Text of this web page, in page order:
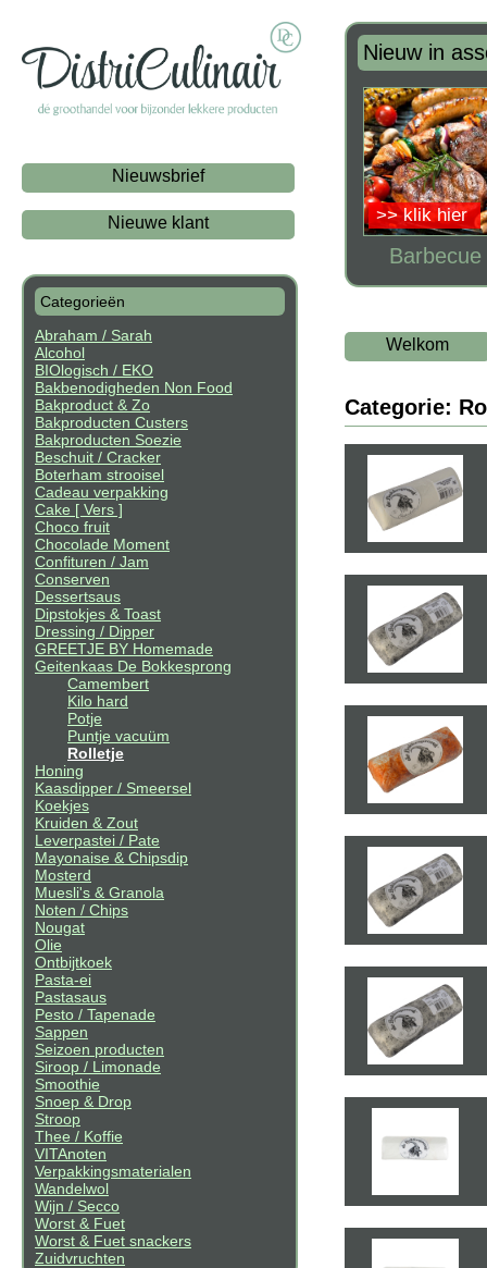
Nieuwsbrief
Nieuwe klant
Categorieën
Abraham / Sarah
Alcohol
BIOlogisch / EKO
Bakbenodigheden Non Food
Bakproduct & Zo
Bakproducten Custers
Bakproducten Soezie
Beschuit / Cracker
Boterham strooisel
Cadeau verpakking
Cake [ Vers ]
Choco fruit
Chocolade Moment
Confituren / Jam
Conserven
Dessertsaus
Dipstokjes & Toast
Dressing / Dipper
GREETJE BY Homemade
Geitenkaas De Bokkesprong
Camembert
Kilo hard
Potje
Puntje vacuüm
Rolletje
Honing
Kaasdipper / Smeersel
Koekjes
Kruiden & Zout
Leverpastei / Pate
Mayonaise & Chipsdip
Mosterd
Muesli's & Granola
Noten / Chips
Nougat
Olie
Ontbijtkoek
Pasta-ei
Pastasaus
Pesto / Tapenade
Sappen
Seizoen producten
Siroop / Limonade
Smoothie
Snoep & Drop
Stroop
Thee / Koffie
VITAnoten
Verpakkingsmaterialen
Wandelwol
Wijn / Secco
Worst & Fuet
Worst & Fuet snackers
Zuidvruchten
Nieuw in
>> klik hier
Welkom
Categorie: